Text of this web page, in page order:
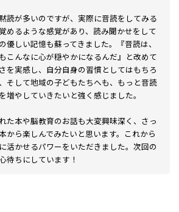
読が多いのですが、実際に音読をしてみる
めるような感覚があり、読み聞かせをして
優しい記憶も蘇ってきました。『音読は、
こんなに心が穏やかになるんだ』と改めて
を実感し、自分自身の習慣としてはもちろ
そして地域の子どもたちへも、もっと音読
増やしていきたいと強く感じました。
た本や脳教育のお話も大変興味深く、さっ
から楽しんでみたいと思います。これから
活かせるパワーをいただきました。次回の
待ちにしています！